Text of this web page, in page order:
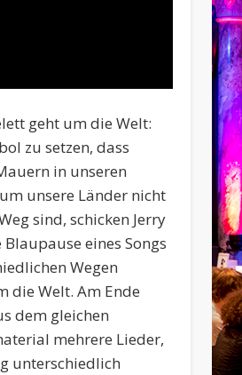
geht um die Welt:
zu setzen, dass
in unseren
unsere Länder nicht
sind, schicken Jerry
eines Songs
Wegen
die Welt. Am Ende
dem gleichen
mehrere Lieder,
unterschiedlich